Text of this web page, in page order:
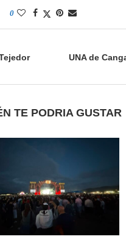
0
UNA de
TE PODRIA GUSTAR